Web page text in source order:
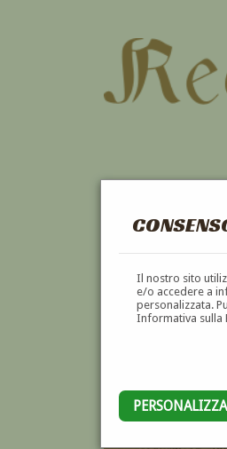
Il nostro sito
e/o accedere a
personalizzata.
Informativa sulla
PERSONALIZZA
PAOLO